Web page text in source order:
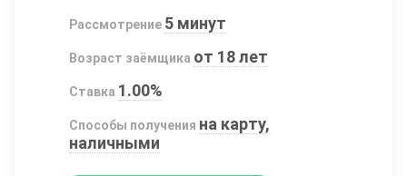
Рассмотрение 5 минут
Возраст заёмщика от 18 лет
Ставка 1.00%
Способы получения на карту,
наличными